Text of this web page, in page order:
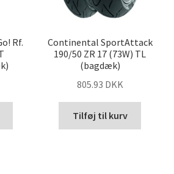
Rf.
Continental SportAttack
190/50 ZR 17 (73W) TL
(bagdæk)
805.93 DKK
Tilføj til kurv